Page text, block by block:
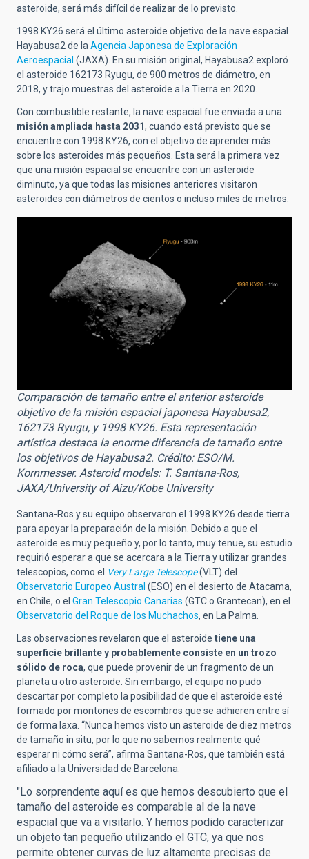
asteroide, será más difícil de realizar de lo previsto.
1998 KY26 será el último asteroide objetivo de la nave espacial
Hayabusa2 de la Agencia Japonesa de Exploración
Aeroespacial (JAXA). En su misión original, Hayabusa2 exploró
el asteroide 162173 Ryugu, de 900 metros de diámetro, en
2018, y trajo muestras del asteroide a la Tierra en 2020.
Con combustible restante, la nave espacial fue enviada a una
misión ampliada hasta 2031, cuando está previsto que se
encuentre con 1998 KY26, con el objetivo de aprender más
sobre los asteroides más pequeños. Esta será la primera vez
que una misión espacial se encuentre con un asteroide
diminuto, ya que todas las misiones anteriores visitaron
asteroides con diámetros de cientos o incluso miles de metros.
Comparación de tamaño entre el anterior asteroide
objetivo de la misión espacial japonesa Hayabusa2,
162173 Ryugu, y 1998 KY26. Esta representación
artística destaca la enorme diferencia de tamaño entre
los objetivos de Hayabusa2. Crédito: ESO/M.
Kornmesser. Asteroid models: T. Santana-Ros,
JAXA/University of Aizu/Kobe University
Santana-Ros y su equipo observaron el 1998 KY26 desde tierra
para apoyar la preparación de la misión. Debido a que el
asteroide es muy pequeño y, por lo tanto, muy tenue, su estudio
requirió esperar a que se acercara a la Tierra y utilizar grandes
telescopios, como el Very Large Telescope(VLT) del
Observatorio Europeo Austral (ESO) en el desierto de Atacama,
en Chile, o el Gran Telescopio Canarias (GTC o Grantecan), en el
Observatorio del Roque de los Muchachos, en La Palma.
Las observaciones revelaron que el asteroide tiene una
superficie brillante y probablemente consiste en un trozo
sólido de roca, que puede provenir de un fragmento de un
planeta u otro asteroide. Sin embargo, el equipo no pudo
descartar por completo la posibilidad de que el asteroide esté
formado por montones de escombros que se adhieren entre sí
de forma laxa. “Nunca hemos visto un asteroide de diez metros
de tamaño in situ, por lo que no sabemos realmente qué
esperar ni cómo será”, afirma Santana-Ros, que también está
afiliado a la Universidad de Barcelona.
"Lo sorprendente aquí es que hemos descubierto que el
tamaño del asteroide es comparable al de la nave
espacial que va a visitarlo. Y hemos podido caracterizar
un objeto tan pequeño utilizando el GTC, ya que nos
permite obtener curvas de luz altamente precisas de